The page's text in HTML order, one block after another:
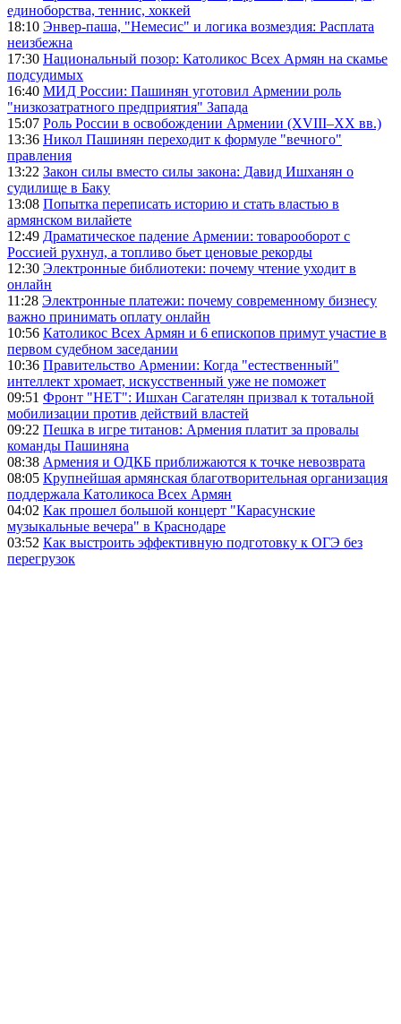
единоборства, теннис, хоккей
18:10 Энвер-паша, "Немесис" и логика возмездия: Расплата
неизбежна
17:30 Национальный позор: Католикос Всех Армян на скамье
подсудимых
16:40 МИД России: Пашинян уготовил Армении роль
"низкозатратного предприятия" Запада
15:07 Роль России в освобождении Армении (XVIII–XX вв.)
13:36 Никол Пашинян переходит к формуле "вечного"
правления
13:22 Закон силы вместо силы закона: Давид Ишханян о
судилище в Баку
13:08 Попытка переписать историю и стать властью в
армянском вилайете
12:49 Драматическое падение Армении: товарооборот с
Россией рухнул, а топливо бьет ценовые рекорды
12:30 Электронные библиотеки: почему чтение уходит в
онлайн
11:28 Электронные платежи: почему современному бизнесу
важно принимать оплату онлайн
10:56 Католикос Всех Армян и 6 епископов примут участие в
первом судебном заседании
10:36 Правительство Армении: Когда "естественный"
интеллект хромает, искусственный уже не поможет
09:51 Фронт "НЕТ": Ишхан Сагателян призвал к тотальной
мобилизации против действий властей
09:22 Пешка в игре титанов: Армения платит за провалы
команды Пашиняна
08:38 Армения и ОДКБ приближаются к точке невозврата
08:05 Крупнейшая армянская благотворительная организация
поддержала Католикоса Всех Армян
04:02 Как прошел большой концерт "Карасунские
музыкальные вечера" в Краснодаре
03:52 Как выстроить эффективную подготовку к ОГЭ без
перегрузок